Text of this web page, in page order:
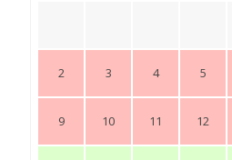
2 3 4 5
9 10 11 12